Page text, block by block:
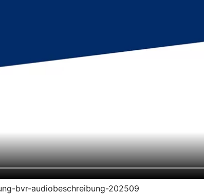
bvr-audiobeschreibung-202509